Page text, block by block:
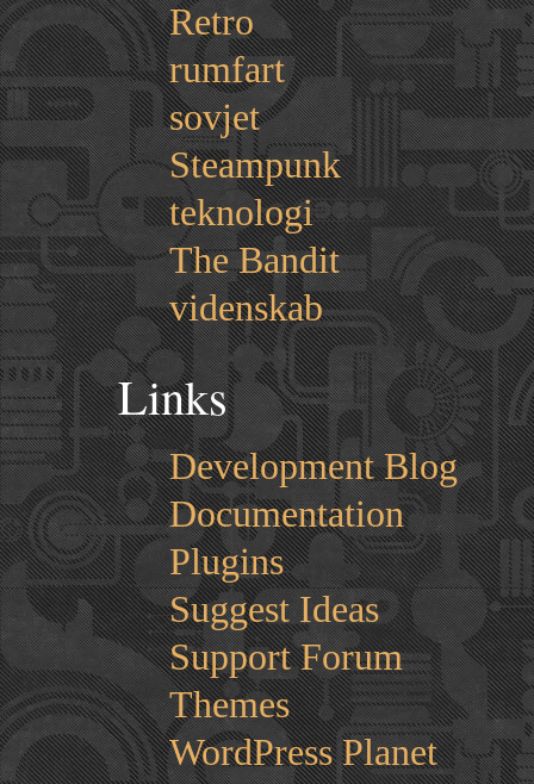
Retro
rumfart
sovjet
Steampunk
teknologi
The Bandit
videnskab
Links
Development Blog
Documentation
Plugins
Suggest Ideas
Support Forum
Themes
WordPress Planet